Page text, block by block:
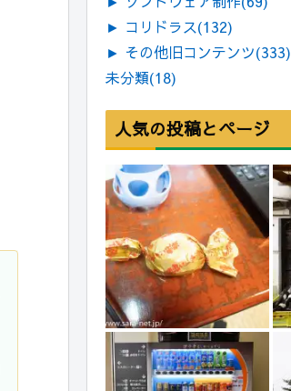
► コリドラス(132)
► その他旧コンテンツ(333)
未分類(18)
人気の投稿とページ